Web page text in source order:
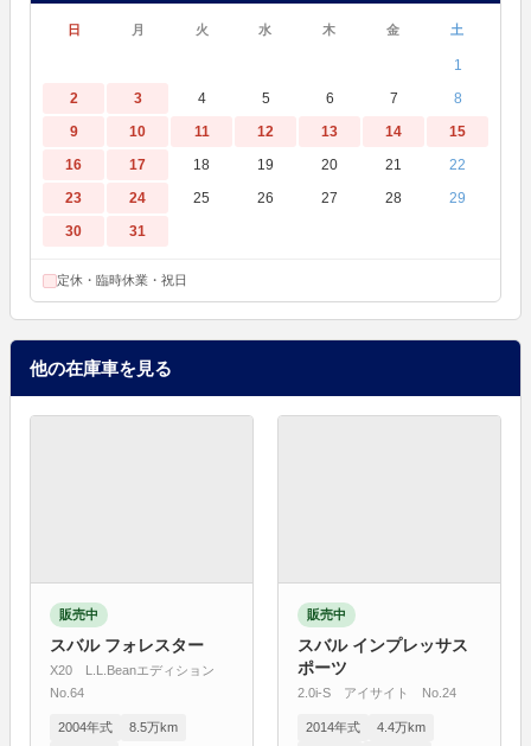
日 月 火 水 木 金 土
1
2
3 4 5 6 7
8
9
10 11 12 13 14
15
16
17 18 19 20 21
22
23
24 25 26 27 28
29
30
31
定休・臨時休業・祝日
他の在庫車を見る
販売中
スバル フォレスター
X20 L.L.Beanエディション
No.64
2004年式
8.5万km
販売中
スバル インプレッサス
ポーツ
2.0i-S アイサイト No.24
2014年式
4.4万km